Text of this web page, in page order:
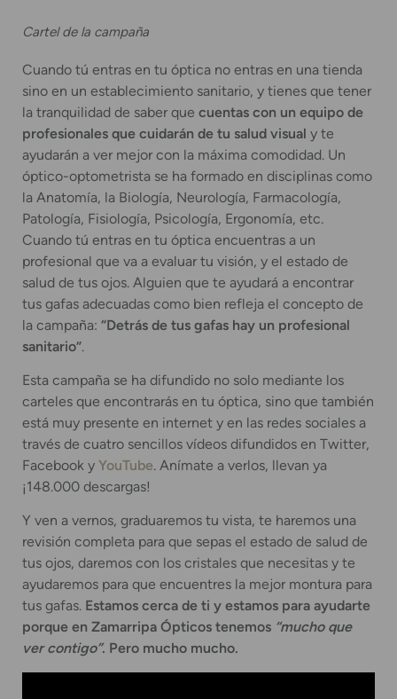
Cartel de la campaña
Cuando tú entras en tu óptica no entras en una tienda
sino en un establecimiento sanitario, y tienes que tener
la tranquilidad de saber que cuentas con un equipo de
profesionales que cuidarán de tu salud visual y te
ayudarán a ver mejor con la máxima comodidad. Un
óptico-optometrista se ha formado en disciplinas como
la Anatomía, la Biología, Neurología, Farmacología,
Patología, Fisiología, Psicología, Ergonomía, etc.
Cuando tú entras en tu óptica encuentras a un
profesional que va a evaluar tu visión, y el estado de
salud de tus ojos. Alguien que te ayudará a encontrar
tus gafas adecuadas como bien refleja el concepto de
la campaña: “Detrás de tus gafas hay un profesional
sanitario”.
Esta campaña se ha difundido no solo mediante los
carteles que encontrarás en tu óptica, sino que también
está muy presente en internet y en las redes sociales a
través de cuatro sencillos vídeos difundidos en Twitter,
Facebook y YouTube. Anímate a verlos, llevan ya
¡148.000 descargas!
Y ven a vernos, graduaremos tu vista, te haremos una
revisión completa para que sepas el estado de salud de
tus ojos, daremos con los cristales que necesitas y te
ayudaremos para que encuentres la mejor montura para
tus gafas. Estamos cerca de ti y estamos para ayudarte
porque en Zamarripa Ópticos tenemos “mucho que
ver contigo”. Pero mucho mucho.